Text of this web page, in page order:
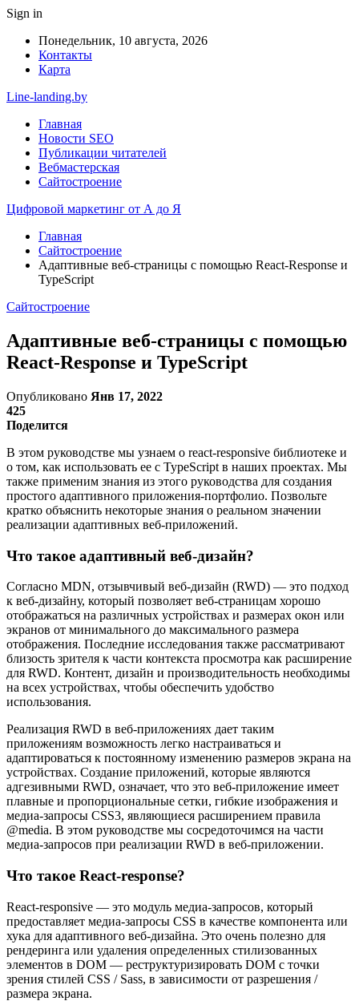
Sign in
Понедельник, 10 августа, 2026
Контакты
Карта
Line-landing.by
Главная
Новости SEO
Публикации читателей
Вебмастерская
Сайтостроение
Цифровой маркетинг от А до Я
Главная
Сайтостроение
Адаптивные веб-страницы с помощью React-Response и
TypeScript
Сайтостроение
Адаптивные веб-страницы с помощью
React-Response и TypeScript
Опубликовано Янв 17, 2022
425
Поделится
В этом руководстве мы узнаем о react-responsive библиотеке и
о том, как использовать ее с TypeScript в наших проектах. Мы
также применим знания из этого руководства для создания
простого адаптивного приложения-портфолио. Позвольте
кратко объяснить некоторые знания о реальном значении
реализации адаптивных веб-приложений.
Что такое адаптивный веб-дизайн?
Согласно MDN, отзывчивый веб-дизайн (RWD) — это подход
к веб-дизайну, который позволяет веб-страницам хорошо
отображаться на различных устройствах и размерах окон или
экранов от минимального до максимального размера
отображения. Последние исследования также рассматривают
близость зрителя к части контекста просмотра как расширение
для RWD. Контент, дизайн и производительность необходимы
на всех устройствах, чтобы обеспечить удобство
использования.
Реализация RWD в веб-приложениях дает таким
приложениям возможность легко настраиваться и
адаптироваться к постоянному изменению размеров экрана на
устройствах. Создание приложений, которые являются
адгезивными RWD, означает, что это веб-приложение имеет
плавные и пропорциональные сетки, гибкие изображения и
медиа-запросы CSS3, являющиеся расширением правила
@media. В этом руководстве мы сосредоточимся на части
медиа-запросов при реализации RWD в веб-приложении.
Что такое React-response?
React-responsive — это модуль медиа-запросов, который
предоставляет медиа-запросы CSS в качестве компонента или
хука для адаптивного веб-дизайна. Это очень полезно для
рендеринга или удаления определенных стилизованных
элементов в DOM — реструктуризировать DOM с точки
зрения стилей CSS / Sass, в зависимости от разрешения /
размера экрана.